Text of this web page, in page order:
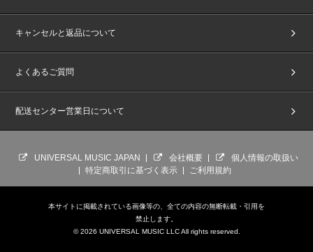
キャンセルと返品について
よくあるご質問
配送センター営業日について
UNIVERSAL MUSIC JAPAN 会社概要
個人情報の取扱い
特定商取引に基づく表示
ご利用規約
本サイトに掲載されている画像等の、全ての内容の無断転載・引用を
禁止します。
© 2026 UNIVERSAL MUSIC LLC All rights reserved.